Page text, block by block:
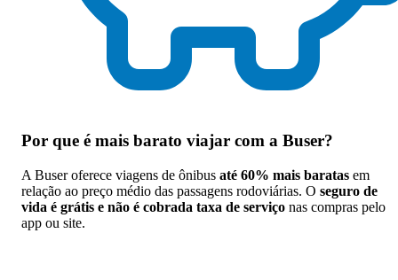
Por que é mais barato viajar com a Buser?
A Buser oferece viagens de ônibus até 60% mais baratas em
relação ao preço médio das passagens rodoviárias. O seguro de
vida é grátis e não é cobrada taxa de serviço nas compras pelo
app ou site.